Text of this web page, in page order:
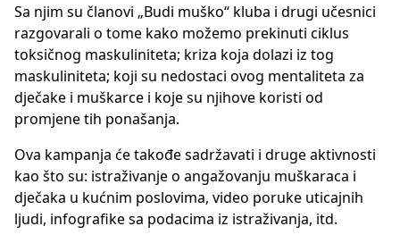
Sa njim su članovi „Budi muško“ kluba i drugi učesnici
razgovarali o tome kako možemo prekinuti ciklus
toksičnog maskuliniteta; kriza koja dolazi iz tog
maskuliniteta; koji su nedostaci ovog mentaliteta za
dječake i muškarce i koje su njihove koristi od
promjene tih ponašanja.
Ova kampanja će takođe sadržavati i druge aktivnosti
kao što su: istraživanje o angažovanju muškaraca i
dječaka u kućnim poslovima, video poruke uticajnih
ljudi, infografike sa podacima iz istraživanja, itd.